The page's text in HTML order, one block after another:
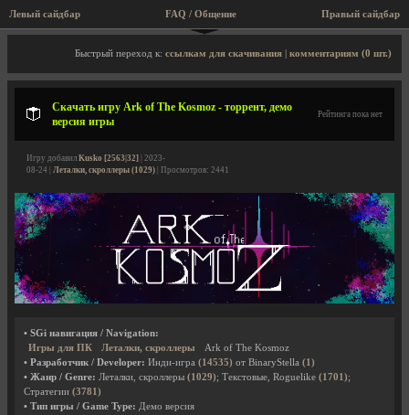
Левый сайдбар Правый сайдбар
FAQ / Общение
Описание игры, торрент, скриншоты, видео
Быстрый переход к: ссылкам для скачивания комментариям (0 шт.)
Скачать игру Ark of The Kosmoz - торрент, демо
версия игры
Рейтинга пока нет
Игру добавил Kusko [2563|32] | 2023-
08-24 | Леталки, скроллеры (1029) | Просмотров: 2441
• SGi навигация / Navigation:
Игры для ПК
Леталки, скроллеры
Ark of The Kosmoz
• Разработчик / Developer: Инди-игра (14535) от BinaryStella (1)
• Жанр / Genre: Леталки, скроллеры (1029); Текстовые, Roguelike (1701);
Стратегии (3781)
• Тип игры / Game Type: Демо версия